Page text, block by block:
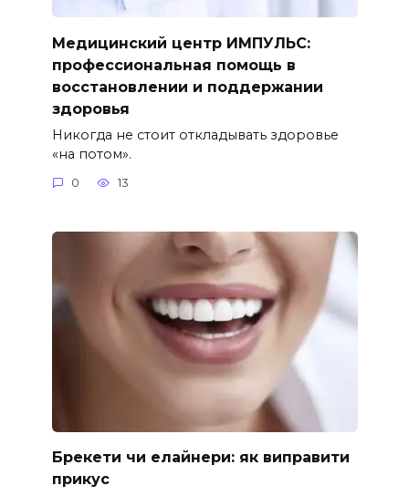
Медицинский центр ИМПУЛЬС:
профессиональная помощь в
восстановлении и поддержании
здоровья
Никогда не стоит откладывать здоровье
«на потом».
0 13
Брекети чи елайнери: як виправити
прикус